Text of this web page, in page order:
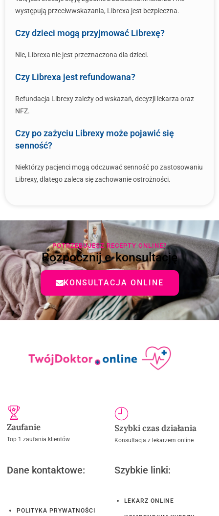
występują przeciwwskazania, Librexa jest bezpieczna.
Czy dzieci mogą przyjmować Librexę?
Nie, Librexa nie jest przeznaczona dla dzieci.
Czy Librexa jest refundowana?
Refundacja Librexy zależy od wskazań, decyzji lekarza oraz
NFZ.
Czy po zażyciu Librexy może pojawić się
senność?
Niektórzy pacjenci mogą odczuwać senność po zastosowaniu
Librexy, dlatego zaleca się zachowanie ostrożności.
POTRZEBUJESZ RECEPTY ONLINE?
Rozpocznij e-konsultację
KONSULTACJA ONLINE
Zaufanie
Top 1 zaufania klientów
Szybki czas działania
Konsultacja z lekarzem online
Dane kontaktowe:
POLITYKA PRYWATNOŚCI
Szybkie linki:
LEKARZ ONLINE